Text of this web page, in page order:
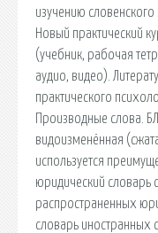
изучению
Новый практический
(учебник, рабочая
аудио, видео).
практического
Производные слова.
видоизменённая
используется
юридический
распространенных
словарь иностранных